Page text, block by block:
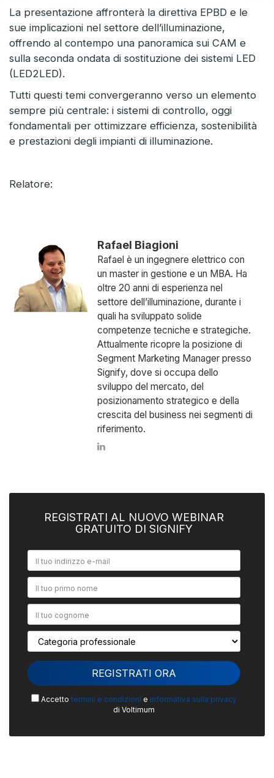
La presentazione affronterà la direttiva EPBD e le
sue implicazioni nel settore dell’illuminazione,
offrendo al contempo una panoramica sui CAM e
sulla seconda ondata di sostituzione dei sistemi LED
(LED2LED).
Tutti questi temi convergeranno verso un elemento
sempre più centrale: i sistemi di controllo, oggi
fondamentali per ottimizzare efficienza, sostenibilità
e prestazioni degli impianti di illuminazione.
Relatore:
Rafael Biagioni
Rafael è un ingegnere elettrico con
un master in gestione e un MBA. Ha
oltre 20 anni di esperienza nel
settore dell’illuminazione, durante i
quali ha sviluppato solide
competenze tecniche e strategiche.
Attualmente ricopre la posizione di
Segment Marketing Manager presso
Signify, dove si occupa dello
sviluppo del mercato, del
posizionamento strategico e della
crescita del business nei segmenti di
riferimento.
REGISTRATI AL NUOVO WEBINAR
GRATUITO DI SIGNIFY
Accetto termini e condizioni e informativa sulla privacy
di Voltimum